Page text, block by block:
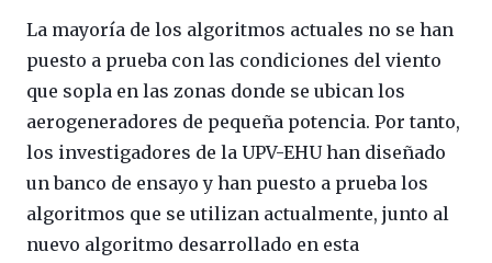
La mayoría de los algoritmos actuales no se han
puesto a prueba con las condiciones del viento
que sopla en las zonas donde se ubican los
aerogeneradores de pequeña potencia. Por tanto,
los investigadores de la UPV-EHU han diseñado
un banco de ensayo y han puesto a prueba los
algoritmos que se utilizan actualmente, junto al
nuevo algoritmo desarrollado en esta